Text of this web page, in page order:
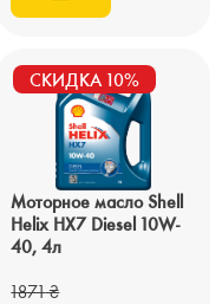
СКИДКА 10%
Моторное масло Shell
Helix HX7 Diesel 10W-
40, 4л
1871₴